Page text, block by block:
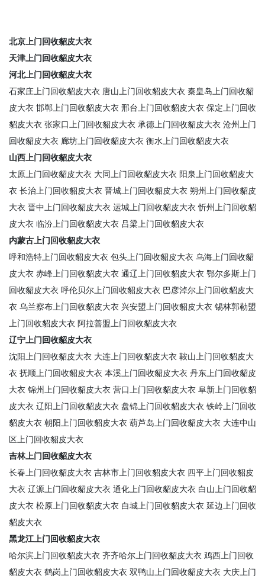
北京上门回收貂皮大衣
天津上门回收貂皮大衣
河北上门回收貂皮大衣
石家庄上门回收貂皮大衣 唐山上门回收貂皮大衣 秦皇岛上门回收貂
皮大衣 邯郸上门回收貂皮大衣 邢台上门回收貂皮大衣 保定上门回收
貂皮大衣 张家口上门回收貂皮大衣 承德上门回收貂皮大衣 沧州上门
回收貂皮大衣 廊坊上门回收貂皮大衣 衡水上门回收貂皮大衣
山西上门回收貂皮大衣
太原上门回收貂皮大衣 大同上门回收貂皮大衣 阳泉上门回收貂皮大
衣 长治上门回收貂皮大衣 晋城上门回收貂皮大衣 朔州上门回收貂皮
大衣 晋中上门回收貂皮大衣 运城上门回收貂皮大衣 忻州上门回收貂
皮大衣 临汾上门回收貂皮大衣 吕梁上门回收貂皮大衣
内蒙古上门回收貂皮大衣
呼和浩特上门回收貂皮大衣 包头上门回收貂皮大衣 乌海上门回收貂
皮大衣 赤峰上门回收貂皮大衣 通辽上门回收貂皮大衣 鄂尔多斯上门
回收貂皮大衣 呼伦贝尔上门回收貂皮大衣 巴彦淖尔上门回收貂皮大
衣 乌兰察布上门回收貂皮大衣 兴安盟上门回收貂皮大衣 锡林郭勒盟
上门回收貂皮大衣 阿拉善盟上门回收貂皮大衣
辽宁上门回收貂皮大衣
沈阳上门回收貂皮大衣 大连上门回收貂皮大衣 鞍山上门回收貂皮大
衣 抚顺上门回收貂皮大衣 本溪上门回收貂皮大衣 丹东上门回收貂皮
大衣 锦州上门回收貂皮大衣 营口上门回收貂皮大衣 阜新上门回收貂
皮大衣 辽阳上门回收貂皮大衣 盘锦上门回收貂皮大衣 铁岭上门回收
貂皮大衣 朝阳上门回收貂皮大衣 葫芦岛上门回收貂皮大衣 大连中山
区上门回收貂皮大衣
吉林上门回收貂皮大衣
长春上门回收貂皮大衣 吉林市上门回收貂皮大衣 四平上门回收貂皮
大衣 辽源上门回收貂皮大衣 通化上门回收貂皮大衣 白山上门回收貂
皮大衣 松原上门回收貂皮大衣 白城上门回收貂皮大衣 延边上门回收
貂皮大衣
黑龙江上门回收貂皮大衣
哈尔滨上门回收貂皮大衣 齐齐哈尔上门回收貂皮大衣 鸡西上门回收
貂皮大衣 鹤岗上门回收貂皮大衣 双鸭山上门回收貂皮大衣 大庆上门